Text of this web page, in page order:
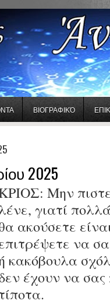
ΒΙΟΓΡΑΦΙΚΌ
2025
Μην
γιατί
ακούσετε
να
κακόβουλα
έχουν να